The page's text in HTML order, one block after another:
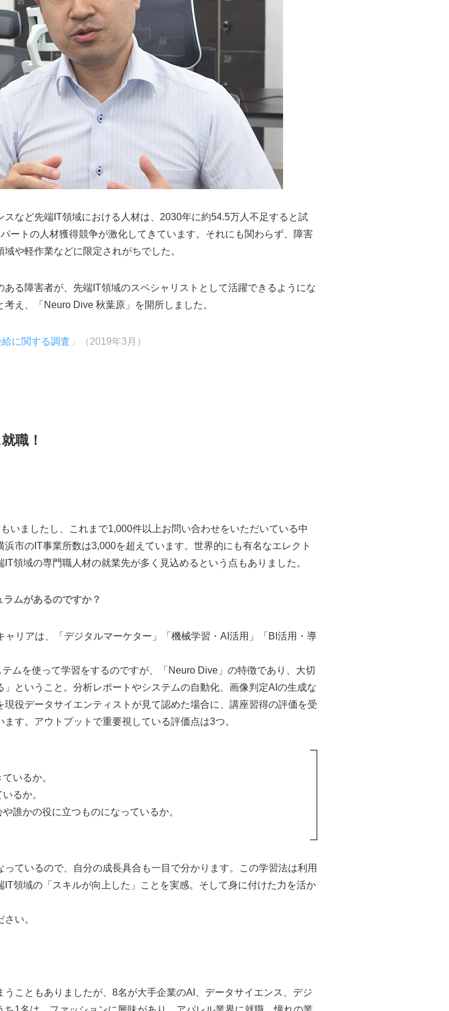
など先端IT領域における人材は、2030年に約54.5万人不足すると試
ートの人材獲得競争が激化してきています。それにも関わらず、障害
や軽作業などに限定されがちでした。
る障害者が、先端IT領域のスペシャリストとして活躍できるようにな
え、「Neuro Dive 秋葉原」を開所しました。
給に関する調査 」（2019年3月）
職！
いましたし、これまで1,000件以上お問い合わせをいただいている中
市のIT事業所数は3,000を超えています。世界的にも有名なエレクト
領域の専門職人材の就業先が多く見込めるという点もありました。
ムがあるのですか？
ャリアは、「デジタルマーケター」「機械学習・AI活用」「BI活用・導
ムを使って学習をするのですが、「Neuro Dive」の特徴であり、大切
ということ。分析レポートやシステムの自動化、画像判定AIの生成な
役データサイエンティストが見て認めた場合に、講座習得の評価を受
す。アウトプットで重要視している評価点は3つ。
いるか。
るか。
誰かの役に立つものになっているか。
ているので、自分の成長具合も一目で分かります。この学習法は利用
領域の「スキルが向上した」ことを実感。そして身に付けた力を活か
い。
こともありましたが、8名が大手企業のAI、データサイエンス、デジ